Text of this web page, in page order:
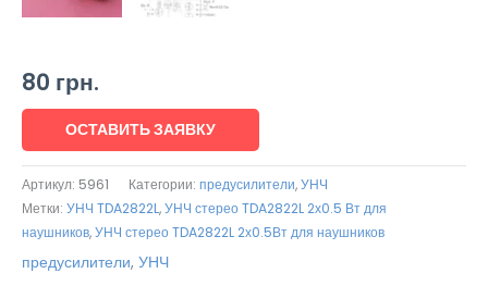
80 грн.
ОСТАВИТЬ ЗАЯВКУ
Артикул: 5961 Категории: предусилители,УНЧ
Метки: УНЧ TDA2822L,УНЧ стерео TDA2822L 2х0.5 Вт для
наушников,УНЧ стерео TDA2822L 2х0.5Вт для наушников
предусилители, УНЧ